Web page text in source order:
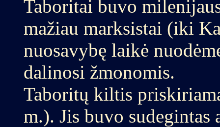
Taboritai buvo
mažiau marksistai (iki
nuosavybę laikė
dalinosi žmonomis.
Taboritų kiltis
m.). Jis buvo sudegintas